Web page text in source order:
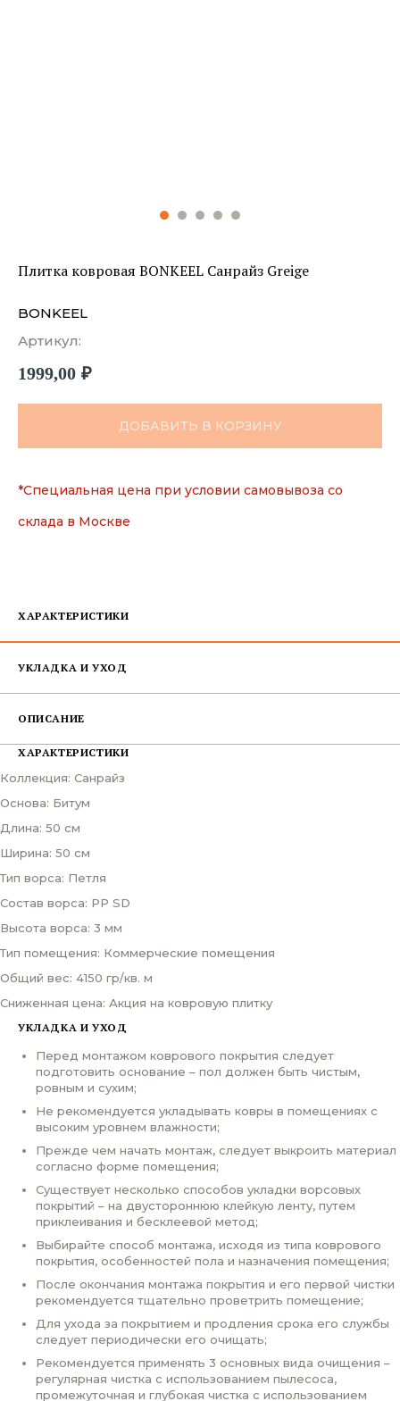
Плитка ковровая BONKEEL Санрайз Greige
BONKEEL
Артикул:
1999,00 ₽
ДОБАВИТЬ В КОРЗИНУ
*Специальная цена при условии самовывоза со
склада в Москве
ХАРАКТЕРИСТИКИ
УКЛАДКА И УХОД
ОПИСАНИЕ
ХАРАКТЕРИСТИКИ
Коллекция: Санрайз
Основа: Битум
Длина: 50 см
Ширина: 50 см
Тип ворса: Петля
Состав ворса: PP SD
Высота ворса: 3 мм
Тип помещения: Коммерческие помещения
Общий вес: 4150 гр/кв. м
Сниженная цена: Акция на ковровую плитку
УКЛАДКА И УХОД
Перед монтажом коврового покрытия следует
подготовить основание – пол должен быть чистым,
ровным и сухим;
Не рекомендуется укладывать ковры в помещениях с
высоким уровнем влажности;
Прежде чем начать монтаж, следует выкроить материал
согласно форме помещения;
Существует несколько способов укладки ворсовых
покрытий – на двустороннюю клейкую ленту, путем
приклеивания и бесклеевой метод;
Выбирайте способ монтажа, исходя из типа коврового
покрытия, особенностей пола и назначения помещения;
После окончания монтажа покрытия и его первой чистки
рекомендуется тщательно проветрить помещение;
Для ухода за покрытием и продления срока его службы
следует периодически его очищать;
Рекомендуется применять 3 основных вида очищения –
регулярная чистка с использованием пылесоса,
промежуточная и глубокая чистка с использованием